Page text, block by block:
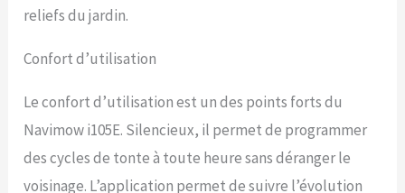
une plus grande capacité
d'évitement des obstacles
et un niveau de garantie de
sécurité plus élevé.
l’application & gestion
reliefs du jardin.
Confort d’utilisation
Le confort d’utilisation est un des points forts du
Navimow i105E. Silencieux, il permet de programmer
des cycles de tonte à toute heure sans déranger le
voisinage. L’application permet de suivre l’évolution